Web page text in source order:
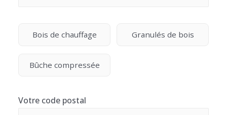
Bois de chauffage Granulés de bois
Bûche compressée
Votre code postal